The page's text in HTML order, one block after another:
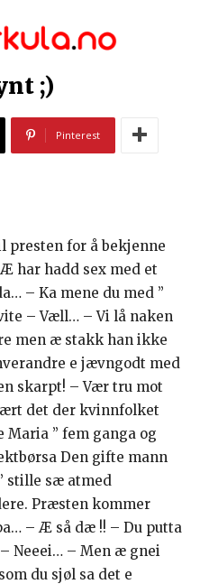
;)
Pinterest
presten for å bekjenne
har hadd sex med et
– Ka mene du med ”
– Væll… – Vi lå naken
men æ stakk han ikke
e jævngodt med
skarpt! – Vær tru mot
det der kvinnfolket
Maria ” fem ganga og
Den gifte mann
stille sæ atmed
Præsten kommer
– Æ så dæ !! – Du putta
Neeei… – Men æ gnei
du sjøl sa det e